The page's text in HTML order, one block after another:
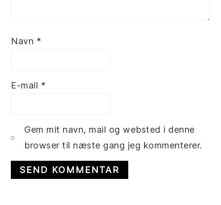
Navn *
E-mail *
Gem mit navn, mail og websted i denne
browser til næste gang jeg kommenterer.